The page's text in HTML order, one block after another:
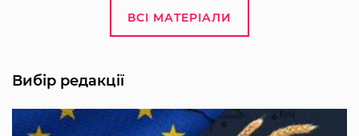
ВСІ МАТЕРІАЛИ
Вибір редакції